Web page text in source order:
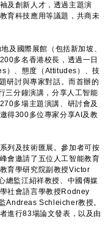
及創新人才，透過主題演
育科技應用等議題，共商未
國際展館（包括新加坡、
多名香港校長，透過一日
）、態度（Attitudes）、技
討與專家對話。而首辦的
三分鐘演講，分享人工智能
多場主題演講、研討會及
得300多位專家分享AI及教
及技術匯展。參加者可按
會邀請了五位人工智能教育
育學研究院副教授Victor
總監江紹祥教授、中國傳媒
社會語言學教授Rodney
Andreas Schleicher教授。
進行83場論文發表，以及由